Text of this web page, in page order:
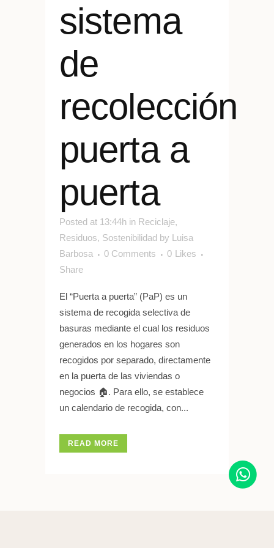
sistema
de
recolección
puerta a
puerta
Posted at 13:44h in Reciclaje,
Residuos, Sostenibilidad by Luisa
Barbosa
0 Comments 0 Likes
Share
El “Puerta a puerta” (PaP) es un
sistema de recogida selectiva de
basuras mediante el cual los residuos
generados en los hogares son
recogidos por separado, directamente
en la puerta de las viviendas o
negocios 🏠. Para ello, se establece
un calendario de recogida, con...
READ MORE